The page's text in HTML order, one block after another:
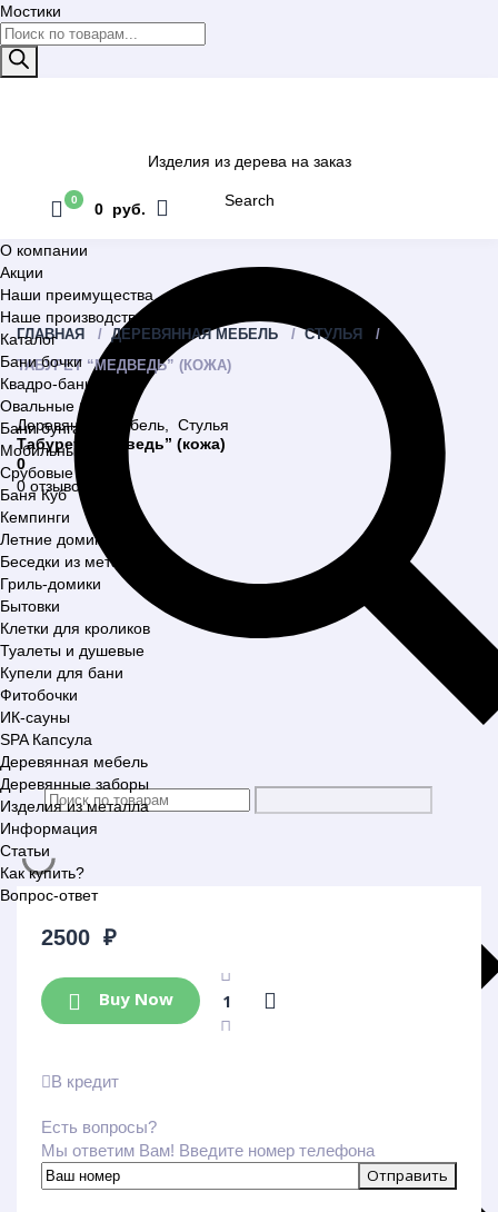
Мостики
Поиск
товаров
Изделия из дерева на заказ
Search
0
0 руб.
О компании
Акции
Наши преимущества
Наше производство
Каталог
Бани бочки
Квадро-бани
Овальные бани
Бани бунгало
Мобильные бани
Срубовые бани
Баня Куб
Кемпинги
Летние домики
Беседки из металла
Гриль-домики
Бытовки
Клетки для кроликов
Туалеты и душевые
Купели для бани
Фитобочки
ИК-сауны
SPA Капсула
Деревянная мебель
Деревянные заборы
Изделия из металла
Информация
Статьи
Как купить?
Вопрос-ответ
ГЛАВНАЯ ДЕРЕВЯННАЯ МЕБЕЛЬ
СТУЛЬЯ
ТАБУРЕТ “МЕДВЕДЬ” (КОЖА)
Деревянная мебель
Стулья
Табурет “Медведь” (кожа)
0
0 отзывов
2500 ₽
Buy Now
В кредит
Есть вопросы?
Мы ответим Вам! Введите номер телефона